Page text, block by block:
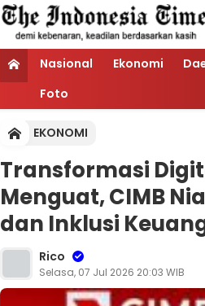
Nasional Ekonomi
Foto
EKONOMI
Transformasi
Menguat, CIMB
dan Inklusi
Rico
Selasa, 07 Jul 2026 20:03 WIB